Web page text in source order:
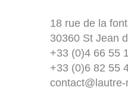
18 rue de la
30360 St Jean
+33 (0)4 66 55
+33 (0)6 82 55